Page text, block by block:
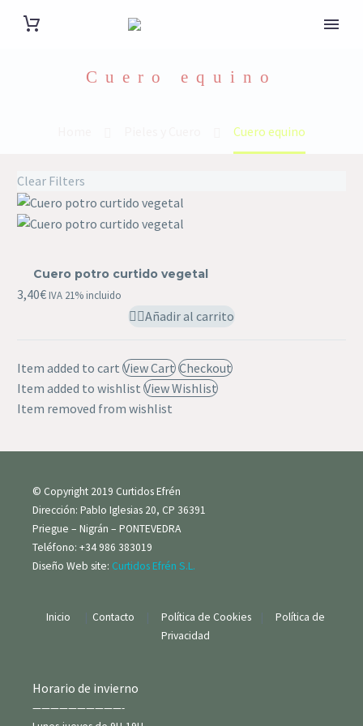
Cuero equino
Cuero equino
Clear Filters
vegetal
Cuero potro curtido vegetal
3,40€ IVA 21% incluido
Añadir al carrito
Item added to cart View Cart Checkout
Item added to wishlist View Wishlist
Item removed from wishlist
© Copyright 2019 Curtidos Efrén
Dirección: Pablo Iglesias 20, CP 36391
Priegue – Nigrán – PONTEVEDRA
Teléfono: +34 986 383019
Diseño Web site: Curtidos Efrén S.L.
Inicio | Contacto | Política de Cookies |
Política de
Privacidad
Horario de invierno
——————————-